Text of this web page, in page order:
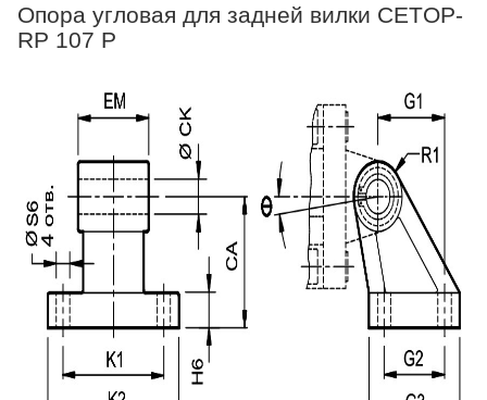
Опора угловая для задней вилки CETOP-
RP 107 P